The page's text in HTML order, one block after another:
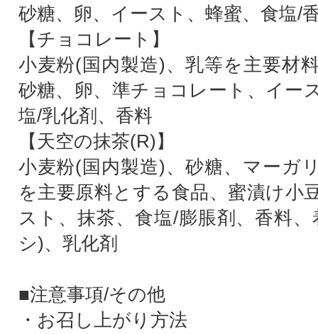
砂糖、卵、イースト、蜂蜜、食塩/
【チョコレート】
小麦粉(国内製造)、乳等を主要材
砂糖、卵、準チョコレート、イー
塩/乳化剤、香料
【天空の抹茶(R)】
小麦粉(国内製造)、砂糖、マーガ
を主要原料とする食品、蜜漬け小
スト、抹茶、食塩/膨脹剤、香料
シ)、乳化剤
■注意事項/その他
・お召し上がり方法